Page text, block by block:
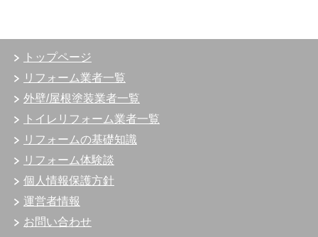
トップページ
リフォーム業者一覧
外壁/屋根塗装業者一覧
トイレリフォーム業者一覧
リフォームの基礎知識
リフォーム体験談
個人情報保護方針
運営者情報
お問い合わせ